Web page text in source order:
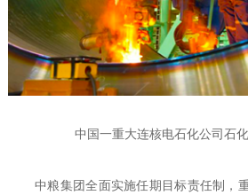
中国一重大连核电石化公司石
中粮集团全面实施任期目标责任制，重